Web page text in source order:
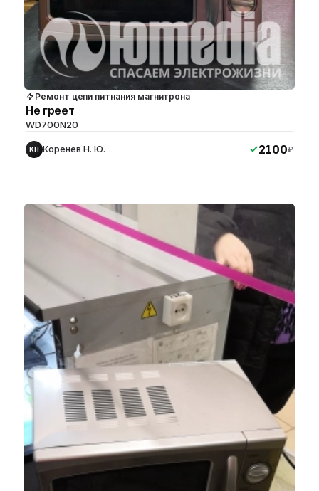
Ремонт цепи питнания магнитрона
Не греет
WD700N20
КН Коренев Н. Ю. 2100₽